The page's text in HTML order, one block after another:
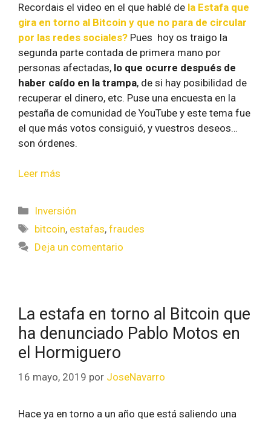
Recordais el video en el que hablé de la Estafa que
gira en torno al Bitcoin y que no para de circular
por las redes sociales? Pues hoy os traigo la
segunda parte contada de primera mano por
personas afectadas, lo que ocurre después de
haber caído en la trampa, de si hay posibilidad de
recuperar el dinero, etc. Puse una encuesta en la
pestaña de comunidad de YouTube y este tema fue
el que más votos consiguió, y vuestros deseos…
son órdenes.
Leer más
Inversión
bitcoin, estafas,fraudes
Deja un comentario
La estafa en torno al Bitcoin que
ha denunciado Pablo Motos en
el Hormiguero
16 mayo, 2019 por JoseNavarro
Hace ya en torno a un año que está saliendo una